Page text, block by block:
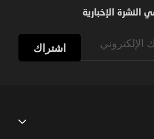
النشرة الإخبارية
اشتراك